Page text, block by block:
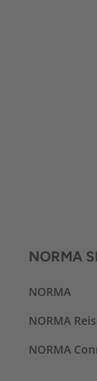
NORMA
NORMA
NORMA
NORMA